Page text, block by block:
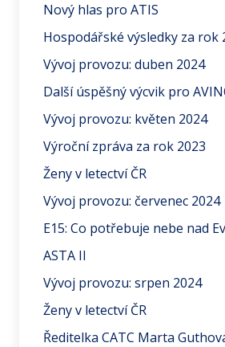
Nový hlas pro ATIS
Hospodářské výsledky za rok
Vývoj provozu: duben 2024
Další úspěšný výcvik pro
Vývoj provozu: květen 2024
Výroční zpráva za rok 2023
Ženy v letectví ČR
Vývoj provozu: červenec 2024
E15: Co potřebuje nebe nad
ASTA II
Vývoj provozu: srpen 2024
Ženy v letectví ČR
Ředitelka CATC Marta